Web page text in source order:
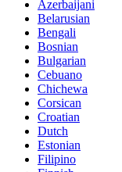
Azerbaijani
Belarusian
Bengali
Bosnian
Bulgarian
Cebuano
Chichewa
Corsican
Croatian
Dutch
Estonian
Filipino